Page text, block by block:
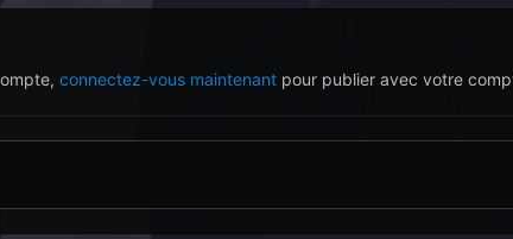
connectez-vous maintenantpour publier avec votre